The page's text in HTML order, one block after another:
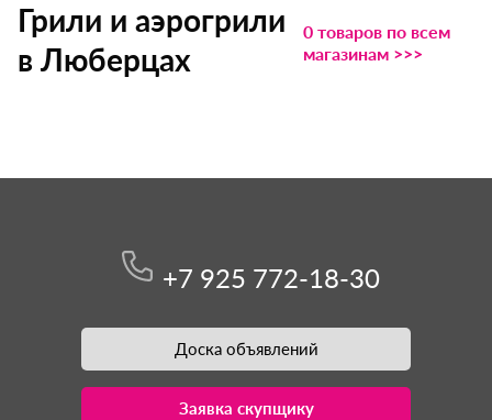
Грили и аэрогрили
в Люберцах
0 товаров по всем
магазинам >>>
+7 925 772-18-30
Доска объявлений
Заявка скупщику